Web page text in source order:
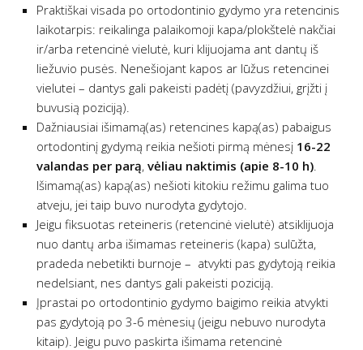
Praktiškai visada po ortodontinio gydymo yra retencinis
laikotarpis: reikalinga palaikomoji kapa/plokštelė nakčiai
ir/arba retencinė vielutė, kuri klijuojama ant dantų iš
liežuvio pusės. Nenešiojant kapos ar lūžus retencinei
vielutei – dantys gali pakeisti padėtį (pavyzdžiui, grįžti į
buvusią poziciją).
Dažniausiai išimamą(as) retencines kapą(as) pabaigus
ortodontinį gydymą reikia nešioti pirmą mėnesį 16-22
valandas per parą, vėliau naktimis (apie 8-10 h)
Išimamą(as) kapą(as) nešioti kitokiu režimu galima tuo
atveju, jei taip buvo nurodyta gydytojo.
Jeigu fiksuotas reteineris (retencinė vielutė) atsiklijuoja
nuo dantų arba išimamas reteineris (kapa) sulūžta,
pradeda nebetikti burnoje – atvykti pas gydytoją reikia
nedelsiant, nes dantys gali pakeisti poziciją.
Įprastai po ortodontinio gydymo baigimo reikia atvykti
pas gydytoją po 3-6 mėnesių (jeigu nebuvo nurodyta
kitaip). Jeigu puvo paskirta išimama retencinė